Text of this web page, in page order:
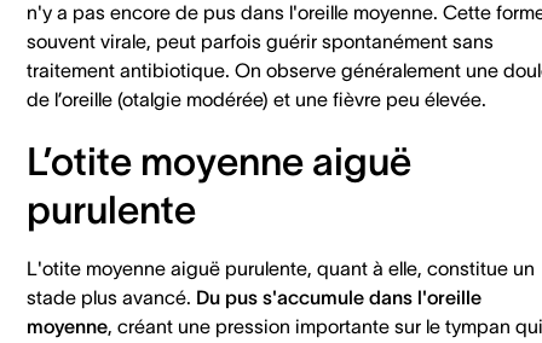
n'y a pas encore de pus dans l'oreille moyenne. Cette
souvent virale, peut parfois guérir spontanément sans
traitement antibiotique. On observe généralement une
de l’oreille (otalgie modérée) et une fièvre peu élevée.
L’otite moyenne aiguë
purulente
L'otite moyenne aiguë purulente, quant à elle, constitue un
stade plus avancé. Du pus s'accumule dans l'oreille
moyenne, créant une pression importante sur le tympan qui